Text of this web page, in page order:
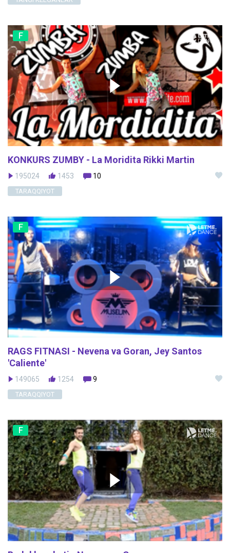
F
KONKURS ZUMBY - La Moridita Rikki Martin
195024 1453 10
TARAQQIYOT
F
RAGS FITNASI - Nevena va Goran, Jey Santos
'Caliente'
149065 1254 9
TARAQQIYOT
F